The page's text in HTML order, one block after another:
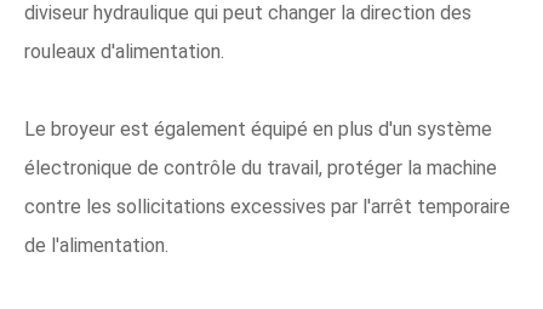
diviseur hydraulique qui peut changer la direction des
rouleaux d'alimentation.
Le broyeur est également équipé en plus d'un système
électronique de contrôle du travail, protéger la machine
contre les sollicitations excessives par l'arrêt temporaire
de l'alimentation.